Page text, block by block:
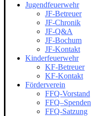
Jugendfeuerwehr
JF-Betreuer
JF-Chronik
JF-Q&A
JF-Bochum
JF-Kontakt
Kinderfeuerwehr
KF-Betreuer
KF-Kontakt
Förderverein
FFQ-Vorstand
FFQ–Spenden
FFQ-Satzung